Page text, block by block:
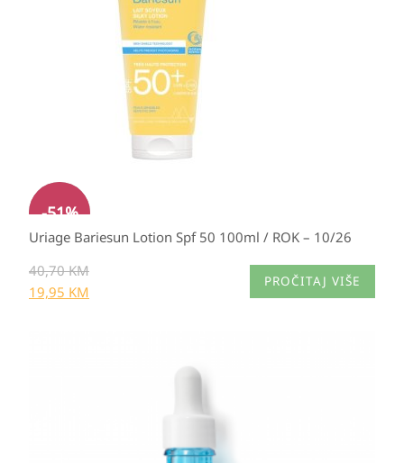
-51%
Uriage Bariesun Lotion Spf 50 100ml / ROK – 10/26
40,70KM
19,95 KM
PROČITAJ VIŠE